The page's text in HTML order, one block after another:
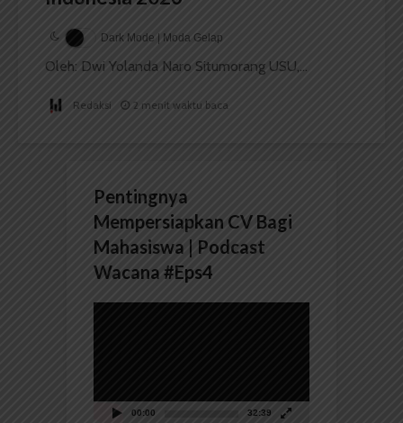
Dark Mode | Moda Gelap
Oleh: Dwi Yolanda Naro Situmorang USU,...
Redaksi 2 menit waktu baca
Pentingnya
Mempersiapkan CV Bagi
Mahasiswa | Podcast
Wacana #Eps4
00:00 32:39